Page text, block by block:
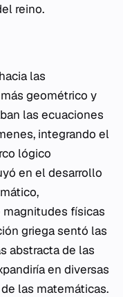
reino.
las
geométrico y
las ecuaciones
integrando el
lógico
en el desarrollo
físicas
griega sentó las
abstracta de las
en diversas
las matemáticas.